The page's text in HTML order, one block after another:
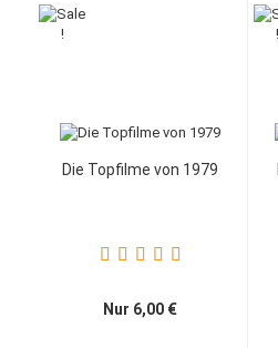
Die Topfilme von 1979
Nur 6,00 €